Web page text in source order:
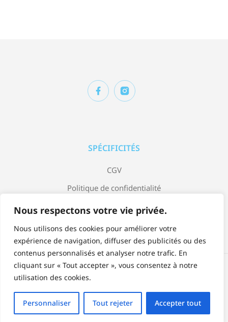
Nous respectons votre vie privée.
Nous utilisons des cookies pour améliorer votre
expérience de navigation, diffuser des publicités ou des
contenus personnalisés et analyser notre trafic. En
cliquant sur « Tout accepter », vous consentez à notre
utilisation des cookies.
Personnaliser Tout rejeter Accepter tout
SPÉCIFICITÉS
CGV
Politique de confidentialité
Mentions légales
© Copyright 2023 Jardin Bleu by Arrow Design.
Accepter: